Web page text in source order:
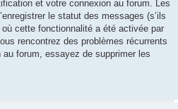
et votre connexion au forum. Les
le statut des messages (s’ils
cette fonctionnalité a été activée par
rencontrez des problèmes récurrents
forum, essayez de supprimer les